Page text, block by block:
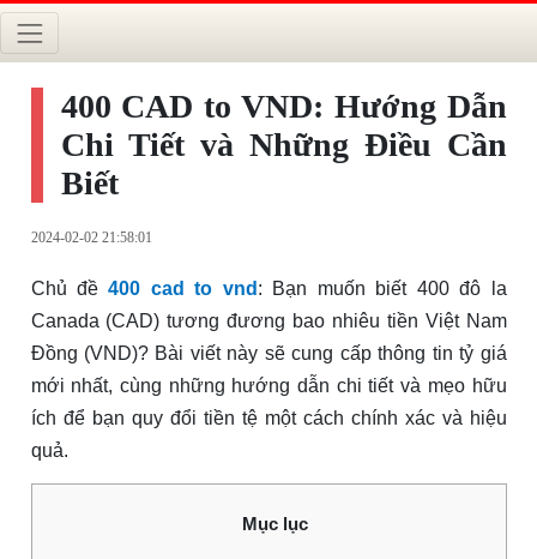
400 CAD to VND: Hướng Dẫn
Chi Tiết và Những Điều Cần
Biết
2024-02-02 21:58:01
Chủ đề400 cad to vnd : Bạn muốn biết 400 đô la
Canada (CAD) tương đương bao nhiêu tiền Việt Nam
Đồng (VND)? Bài viết này sẽ cung cấp thông tin tỷ giá
mới nhất, cùng những hướng dẫn chi tiết và mẹo hữu
ích để bạn quy đổi tiền tệ một cách chính xác và hiệu
quả.
Mục lục